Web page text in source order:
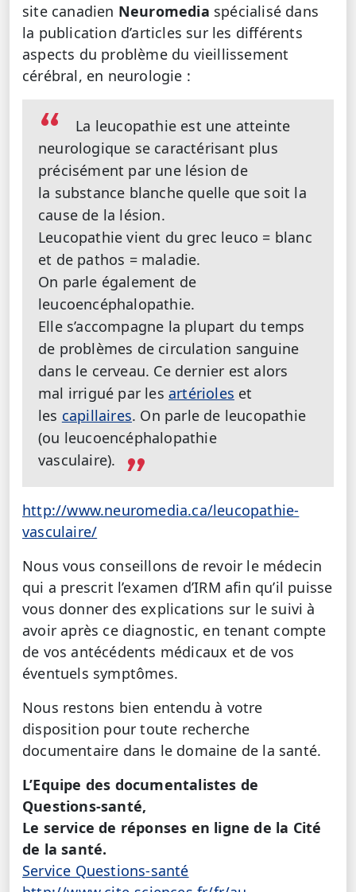
site canadien Neuromedia spécialisé dans
la publication d’articles sur les différents
aspects du problème du vieillissement
cérébral, en neurologie :
La leucopathie est une atteinte
neurologique se caractérisant plus
précisément par une lésion de
la substance blanche quelle que soit la
cause de la lésion.
Leucopathie vient du grec leuco = blanc
et de pathos = maladie.
On parle également de
leucoencéphalopathie.
Elle s’accompagne la plupart du temps
de problèmes de circulation sanguine
dans le cerveau. Ce dernier est alors
mal irrigué par les artérioles et
les capillaires. On parle de leucopathie
(ou leucoencéphalopathie
vasculaire).
http://www.neuromedia.ca/leucopathie-
vasculaire/
Nous vous conseillons de revoir le médecin
qui a prescrit l’examen d’IRM afin qu’il puisse
vous donner des explications sur le suivi à
avoir après ce diagnostic, en tenant compte
de vos antécédents médicaux et de vos
éventuels symptômes.
Nous restons bien entendu à votre
disposition pour toute recherche
documentaire dans le domaine de la santé.
L’Equipe des documentalistes de
Questions-santé,
Le service de réponses en ligne de la Cité
de la santé.
Service Questions-santé